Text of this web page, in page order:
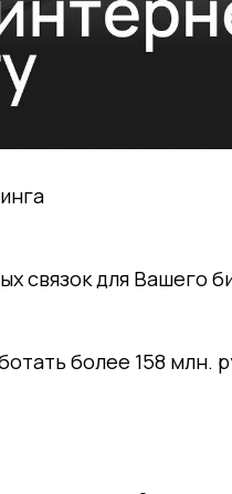
связок для Вашего
более 158 млн.